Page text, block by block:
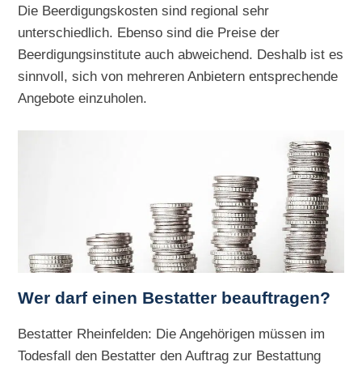
Die Beerdigungskosten sind regional sehr
unterschiedlich. Ebenso sind die Preise der
Beerdigungsinstitute auch abweichend. Deshalb ist es
sinnvoll, sich von mehreren Anbietern entsprechende
Angebote einzuholen.
Wer darf einen Bestatter beauftragen?
Bestatter Rheinfelden: Die Angehörigen müssen im
Todesfall den Bestatter den Auftrag zur Bestattung